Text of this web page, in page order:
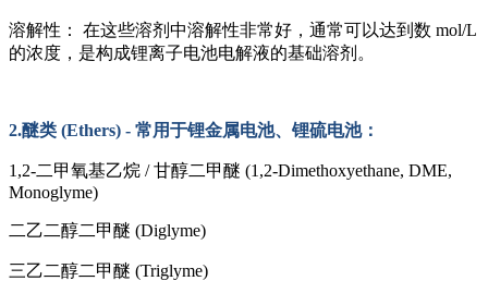
溶解性： 在这些溶剂中溶解性非常好，通常可以达到数 mol/L
的浓度，是构成锂离子电池电解液的基础溶剂。
2.醚类 (Ethers) - 常用于锂金属电池、锂硫电池：
1,2-二甲氧基乙烷 / 甘醇二甲醚 (1,2-Dimethoxyethane, DME,
Monoglyme)
二乙二醇二甲醚 (Diglyme)
三乙二醇二甲醚 (Triglyme)